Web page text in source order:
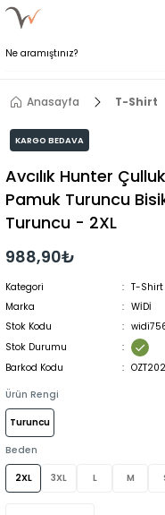
Anasayfa T-Shirt
KARGO BEDAVA
Avcılık Hunter Çulluk
Pamuk Turuncu
Turuncu - 2XL
988,90₺
Kategori T-Shirt
Marka
WİDİ
Stok Kodu
Stok Durumu
Barkod Kodu
Ürün Rengi
Turuncu
Beden
2XL 3XL L M